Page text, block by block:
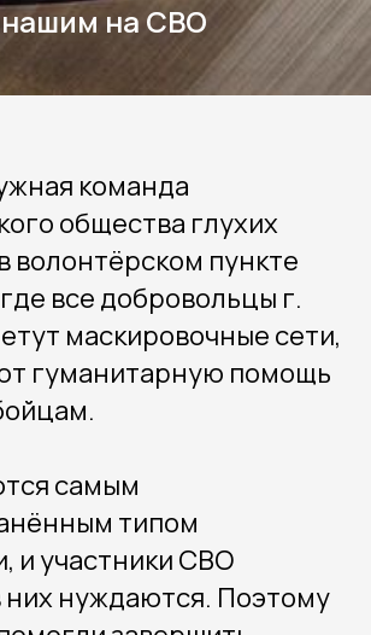
на СВО
команда
общества глухих
волонтёрском пункте
все добровольцы г.
маскировочные сети,
гуманитарную помощь
самым
типом
и участники СВО
них нуждаются. Поэтому